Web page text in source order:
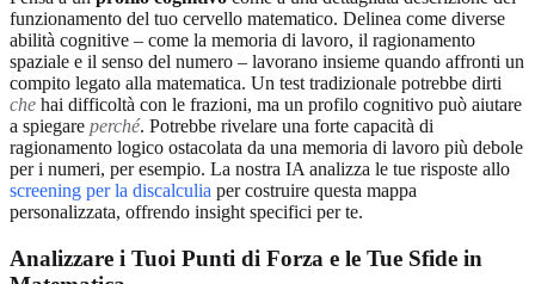
funzionamento del tuo cervello matematico. Delinea come diverse
abilità cognitive – come la memoria di lavoro, il ragionamento
spaziale e il senso del numero – lavorano insieme quando affronti un
compito legato alla matematica. Un test tradizionale potrebbe dirti
che hai difficoltà con le frazioni, ma un profilo cognitivo può aiutare
a spiegare perché. Potrebbe rivelare una forte capacità di
ragionamento logico ostacolata da una memoria di lavoro più debole
per i numeri, per esempio. La nostra IA analizza le tue risposte allo
screening per la discalculia per costruire questa mappa
personalizzata, offrendo insight specifici per te.
Analizzare i Tuoi Punti di Forza e le Tue Sfide in